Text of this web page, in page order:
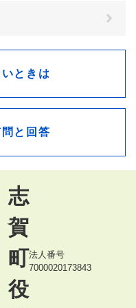
ときは
と回答
志
賀
町
役
法人番号
7000020173843